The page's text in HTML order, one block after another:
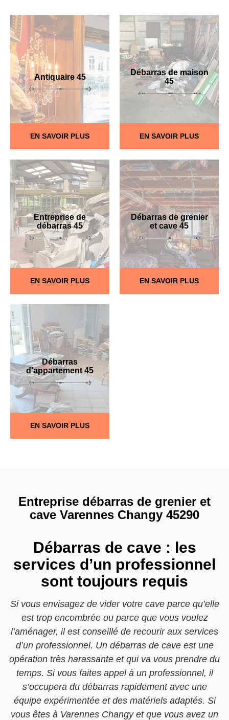
Antiquaire 45
EN SAVOIR PLUS
Débarras de maison
45
EN SAVOIR PLUS
Entreprise de
débarras 45
EN SAVOIR PLUS
Débarras de grenier
et cave 45
EN SAVOIR PLUS
Débarras
d'appartement 45
EN SAVOIR PLUS
Entreprise débarras de grenier et
cave Varennes Changy 45290
Débarras de cave : les
services d’un professionnel
sont toujours requis
Si vous envisagez de vider votre cave parce qu’elle
est trop encombrée ou parce que vous voulez
l’aménager, il est conseillé de recourir aux services
d’un professionnel. Un débarras de cave est une
opération très harassante et qui va vous prendre du
temps. Si vous faites appel à un professionnel, il
s’occupera du débarras rapidement avec une
équipe expérimentée et des matériels adaptés. Si
vous êtes à Varennes Changy et que vous avez un